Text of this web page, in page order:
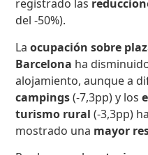
registrado las
del -50%).
Laocupación sobre
Barcelona ha
alojamiento, aunque a
campings(-7,3pp) y los
turismo rural(-3,3pp)
mostrado una mayor